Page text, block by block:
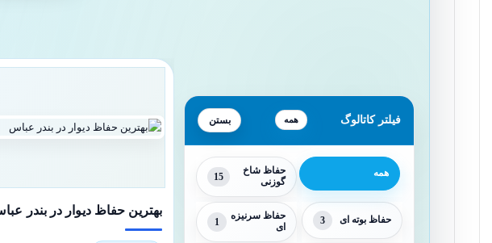
فیلتر کاتالوگ همه
همه
حفاظ شاخ
گوزنی
15
حفاظ بوته ای 3
حفاظ سرنیزه
ای
1
بهترین حفاظ دیوار در بندر